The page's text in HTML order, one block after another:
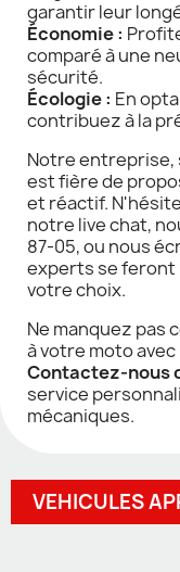
garantir leur
Économie :
comparé à une
sécurité.
Écologie : En
contribuez à la
Notre entreprise,
est fière de
et réactif.
notre live chat,
87-05, ou nous
experts se feront
votre choix.
Ne manquez pas
à votre moto
Contactez-nous
service
mécaniques.
VEHICULES